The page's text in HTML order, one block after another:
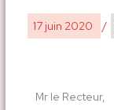
17 juin 2020 /
Mr le Recteur,